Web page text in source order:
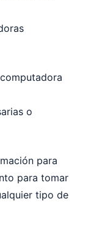
o
para
para tomar
tipo de